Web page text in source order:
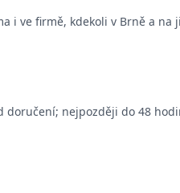
i ve firmě, kdekoli v Brně a na
nejpozději do 48